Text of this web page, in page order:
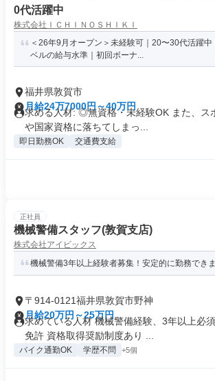
0代活躍中
株式会社ＩＣＨＩＮＯＳＨＩＫＩ
＜26年9月オープン＞未経験可｜20〜30代活躍中
ベルの給与水準｜初回ボーナ...
福井県敦賀市
月給24万7000円～40万円
求める人材: ◎無資格・未経験OK また、ス
や国家資格に落ちてしまっ...
即日勤務OK 交通費支給
正社員
機械警備スタッフ(敦賀支店)
株式会社アイビックス
機械警備3年以上経験者募集！安定的に勤務でき
〒914-0121福井県敦賀市野神
月給20万円～25万円
求めている人材 機械警備経験、3年以上必
免許 資格取得奨励制度あり ...
バイク通勤OK 学歴不問 +5個